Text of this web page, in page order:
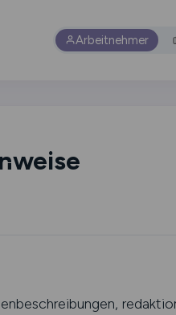
Arbeitnehmer